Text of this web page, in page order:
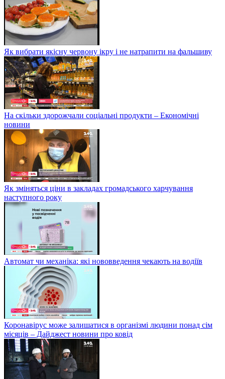
Як вибрати якісну червону ікру і не натрапити на фальшиву
На скільки здорожчали соціальні продукти – Економічні
новини
Як зміняться ціни в закладах громадського харчування
наступного року
Автомат чи механіка: які нововведення чекають на водіїв
Коронавірус може залишатися в організмі людини понад сім
місяців – Дайджест новини про ковід